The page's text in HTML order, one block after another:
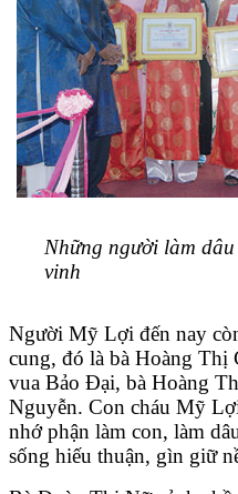
Những người làm
vinh
Người Mỹ Lợi đến nay
cung, đó là bà Hoàng
vua Bảo Đại, bà Hoàng
Nguyễn. Con cháu Mỹ
nhớ phận làm con, làm
sống hiếu thuận, gìn giữ